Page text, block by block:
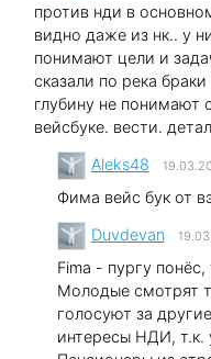
против нди в
видно даже из нк.. у
понимают цели и
сказали по река
глубину не понимают
вейсбуке. вести.
Aleks48
Фима вейс бук от
Duvdevan
Fima - пургу
Молодые смотрят
голосуют за
интересы НДИ, т.к.